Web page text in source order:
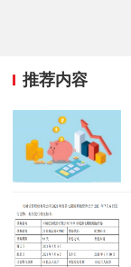
推荐内容